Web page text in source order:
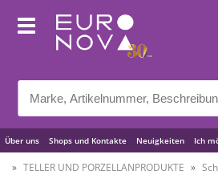
Über uns Shops und Kontakte Neuigkeiten Ich
Nützliche Tipps
TELLER UND PORZELLANPRODUKTE